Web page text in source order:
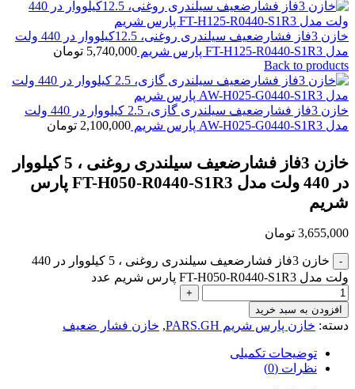
خازن 3فاز فشارضعیف سیلندری روغنی، 12.5کیلووار در 440 ولت
مدل FT-H125-R0440-S1R3 پارس شریم
5,740,000 تومان
Back to products
خازن 3فاز فشارضعیف سیلندری گازی، 2.5 کیلووار در 440 ولت
مدل AW-H025-G0440-S1R3 پارس شریم
2,100,000 تومان
خازن 3فاز فشارضعیف سیلندری روغنی ، 5 کیلووار
در 440 ولت مدل FT-H050-R0440-S1R3 پارس
شریم
3,655,000 تومان
خازن 3فاز فشارضعیف سیلندری روغنی ، 5 کیلووار در 440
ولت مدل FT-H050-R0440-S1R3 پارس شریم عدد
افزودن به سبد خرید
دسته: خازن پارس شریم PARS.GH , خازن فشار ضعیف
توضیحات تکمیلی
نظرات (0)